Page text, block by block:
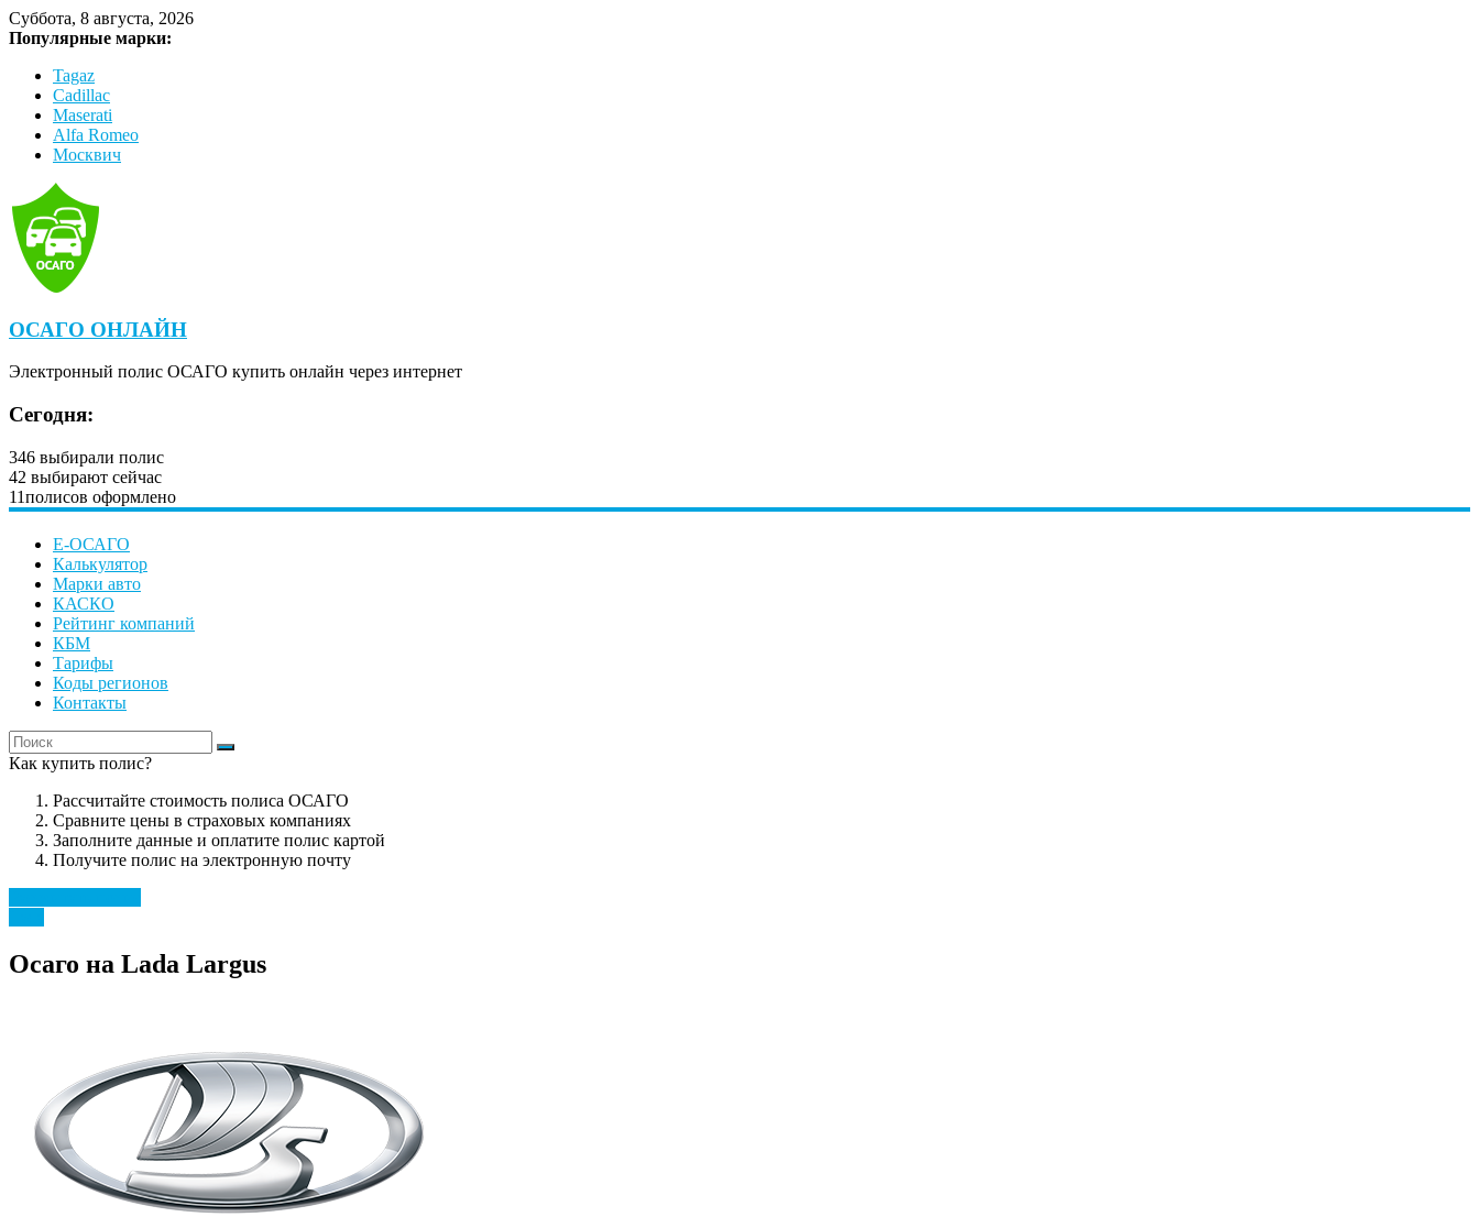
Суббота, 8 августа, 2026
Популярные марки:
Tagaz
Cadillac
Maserati
Alfa Romeo
Москвич
ОСАГО ОНЛАЙН
Электронный полис ОСАГО купить онлайн через интернет
Сегодня:
346 выбирали полис
42 выбирают сейчас
11полисов оформлено
Е-ОСАГО
Калькулятор
Марки авто
КАСКО
Рейтинг компаний
КБМ
Тарифы
Коды регионов
Контакты
Как купить полис?
Рассчитайте стоимость полиса ОСАГО
Сравните цены в страховых компаниях
Заполните данные и оплатите полис картой
Получите полис на электронную почту
Осаго на Lada Largus